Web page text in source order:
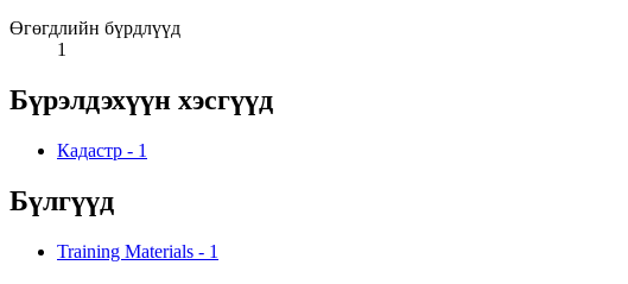
Өгөгдлийн бүрдлүүд
1
Бүрэлдэхүүн хэсгүүд
Кадастр - 1
Бүлгүүд
Training Materials - 1